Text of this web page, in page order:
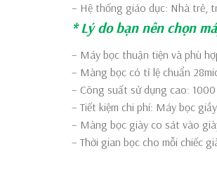
– Hệ thống giáo dục: Nhà trẻ,
* Lý do bạn nên chọn
– Máy bọc thuận tiện và phù
– Màng bọc có tỉ lệ chuẩn
– Công suất sử dụng cao:
– Tiết kiệm chi phí: Máy bọc
– Màng bọc giày co sát vào
– Thời gian bọc cho mỗi chiếc